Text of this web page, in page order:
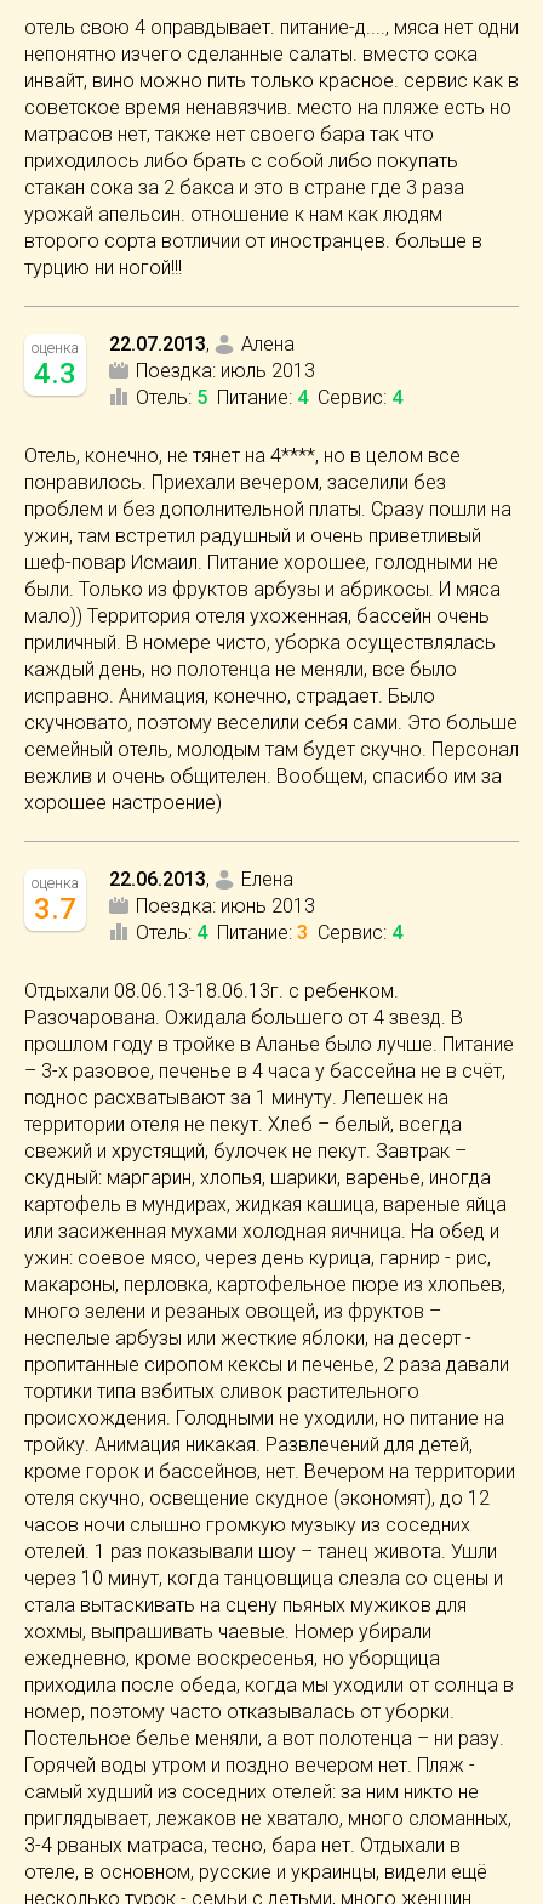
отель свою 4 оправдывает. питание-д...., мяса нет одни
непонятно изчего сделанные салаты. вместо сока
инвайт, вино можно пить только красное. сервис как в
советское время ненавязчив. место на пляже есть но
матрасов нет, также нет своего бара так что
приходилось либо брать с собой либо покупать
стакан сока за 2 бакса и это в стране где 3 раза
урожай апельсин. отношение к нам как людям
второго сорта вотличии от иностранцев. больше в
турцию ни ногой!!!
оценка
4.3
22.07.2013,
Алена
Поездка: июль 2013
Отель: 5 Питание: 4 Сервис: 4
Отель, конечно, не тянет на 4****, но в целом все
понравилось. Приехали вечером, заселили без
проблем и без дополнительной платы. Сразу пошли на
ужин, там встретил радушный и очень приветливый
шеф-повар Исмаил. Питание хорошее, голодными не
были. Только из фруктов арбузы и абрикосы. И мяса
мало)) Территория отеля ухоженная, бассейн очень
приличный. В номере чисто, уборка осуществлялась
каждый день, но полотенца не меняли, все было
исправно. Анимация, конечно, страдает. Было
скучновато, поэтому веселили себя сами. Это больше
семейный отель, молодым там будет скучно. Персонал
вежлив и очень общителен. Вообщем, спасибо им за
хорошее настроение)
оценка
3.7
22.06.2013,
Елена
Поездка: июнь 2013
Отель: 4 Питание: 3 Сервис: 4
Отдыхали 08.06.13-18.06.13г. с ребенком.
Разочарована. Ожидала большего от 4 звезд. В
прошлом году в тройке в Аланье было лучше. Питание
– 3-х разовое, печенье в 4 часа у бассейна не в счёт,
поднос расхватывают за 1 минуту. Лепешек на
территории отеля не пекут. Хлеб – белый, всегда
свежий и хрустящий, булочек не пекут. Завтрак –
скудный: маргарин, хлопья, шарики, варенье, иногда
картофель в мундирах, жидкая кашица, вареные яйца
или засиженная мухами холодная яичница. На обед и
ужин: соевое мясо, через день курица, гарнир - рис,
макароны, перловка, картофельное пюре из хлопьев,
много зелени и резаных овощей, из фруктов –
неспелые арбузы или жесткие яблоки, на десерт -
пропитанные сиропом кексы и печенье, 2 раза давали
тортики типа взбитых сливок растительного
происхождения. Голодными не уходили, но питание на
тройку. Анимация никакая. Развлечений для детей,
кроме горок и бассейнов, нет. Вечером на территории
отеля скучно, освещение скудное (экономят), до 12
часов ночи слышно громкую музыку из соседних
отелей. 1 раз показывали шоу – танец живота. Ушли
через 10 минут, когда танцовщица слезла со сцены и
стала вытаскивать на сцену пьяных мужиков для
хохмы, выпрашивать чаевые. Номер убирали
ежедневно, кроме воскресенья, но уборщица
приходила после обеда, когда мы уходили от солнца в
номер, поэтому часто отказывалась от уборки.
Постельное белье меняли, а вот полотенца – ни разу.
Горячей воды утром и поздно вечером нет. Пляж -
самый худший из соседних отелей: за ним никто не
приглядывает, лежаков не хватало, много сломанных,
3-4 рваных матраса, тесно, бара нет. Отдыхали в
отеле, в основном, русские и украинцы, видели ещё
несколько турок - семьи с детьми, много женщин